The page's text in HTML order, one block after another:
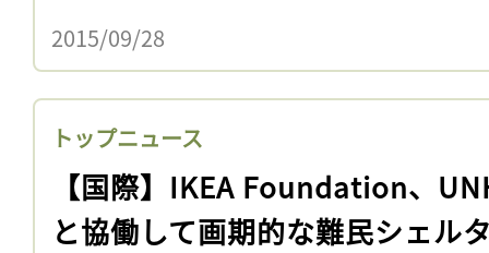
2015/09/28
トップニュース
【国際】IKEA Foundation、
と協働して画期的な難民シェル